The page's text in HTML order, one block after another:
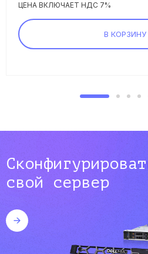
ЦЕНА ВКЛЮЧАЕТ НДС 7%
В КОРЗИНУ
свой сервер